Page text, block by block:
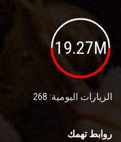
19.27M
الزيارات اليومية: 268
روابط تهمك